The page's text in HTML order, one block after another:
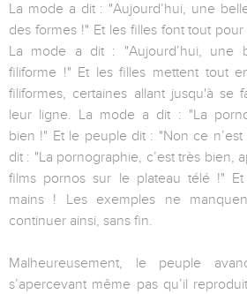
La mode a dit : "Aujourd’hui, une
des formes !" Et les filles font tout
La mode a dit : "Aujourd’hui, une
filiforme !" Et les filles mettent tout
filiformes, certaines allant jusqu'à se
leur ligne. La mode a dit : "La
bien !" Et le peuple dit : "Non ce
dit : "La pornographie, c’est très bien,
films pornos sur le plateau télé !"
mains ! Les exemples ne
continuer ainsi, sans fin.
Malheureusement, le peuple
s’apercevant même pas qu’il